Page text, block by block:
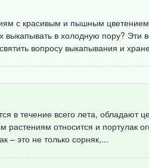
с красивым и пышным
выкапывать в холодную пору?
вопросу выкапывания и
в течение всего лета, обладают
растениям относится и портулак
– это не только сорняк,...